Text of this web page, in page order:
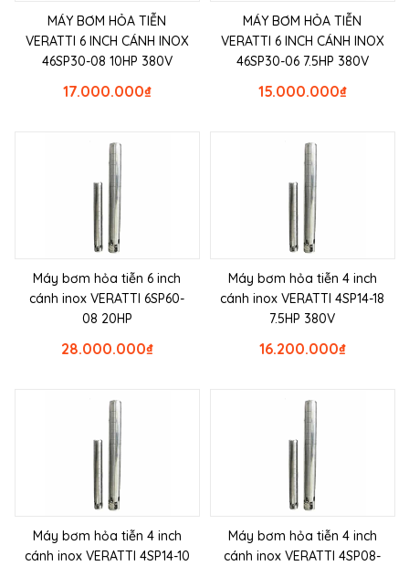
MÁY BƠM HỎA TIỄN
VERATTI 6 INCH CÁNH INOX
46SP30-08 10HP 380V
₫
17.000.000
MÁY BƠM HỎA TIỄN
VERATTI 6 INCH CÁNH INOX
46SP30-06 7.5HP 380V
₫
15.000.000
Máy bơm hỏa tiễn 6 inch
cánh inox VERATTI 6SP60-
08 20HP
₫
28.000.000
Máy bơm hỏa tiễn 4 inch
cánh inox VERATTI 4SP14-18
7.5HP 380V
₫
16.200.000
Máy bơm hỏa tiễn 4 inch
cánh inox VERATTI 4SP14-10
Máy bơm hỏa tiễn 4 inch
cánh inox VERATTI 4SP08-